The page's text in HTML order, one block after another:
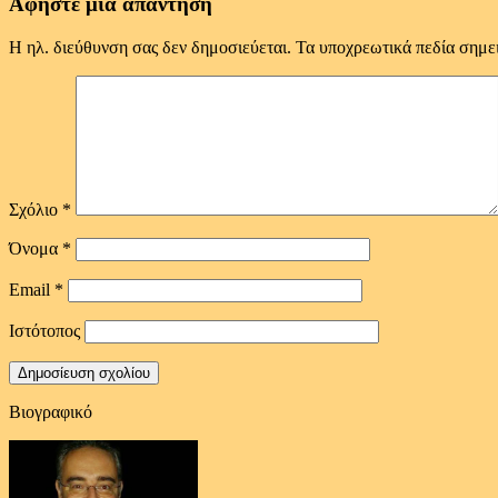
Η ηλ. διεύθυνση σας δεν δημοσιεύεται. Τα υποχρεωτικά πεδία
Σχόλιο *
Όνομα *
Email *
Ιστότοπος
Βιογραφικό